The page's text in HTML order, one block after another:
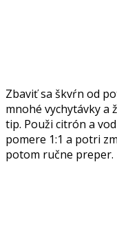
Zbaviť sa škvŕn od
mnohé vychytávky a
tip. Použi citrón a
pomere 1:1 a potri
potom ručne preper.